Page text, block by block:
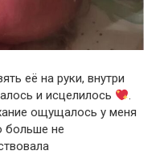
её на руки, внутри
и исцелилось
.
ощущалось у меня
больше не